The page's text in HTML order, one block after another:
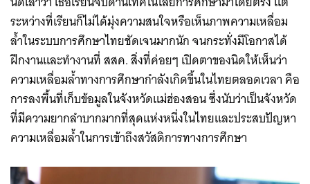
ระหว่างที่เรียนก็ไม่ได้มุ่งความสนใจหรือเห็นภาพความเหลื่อม
ล้ำในระบบการศึกษาไทยชัดเจนมากนัก จนกระทั่งมีโอกาสได้
ฝึกงานและทำงานที่ สสค. สิ่งที่ค่อยๆ เปิดตาของนิดให้เห็นว่า
ความเหลื่อมล้ำทางการศึกษากำลังเกิดขึ้นในไทยตลอดเวลา คือ
การลงพื้นที่เก็บข้อมูลในจังหวัดแม่ฮ่องสอน ซึ่งนับว่าเป็นจังหวัด
ที่มีความยากลำบากมากที่สุดแห่งหนึ่งในไทยและประสบปัญหา
ความเหลื่อมล้ำในการเข้าถึงสวัสดิการทางการศึกษา